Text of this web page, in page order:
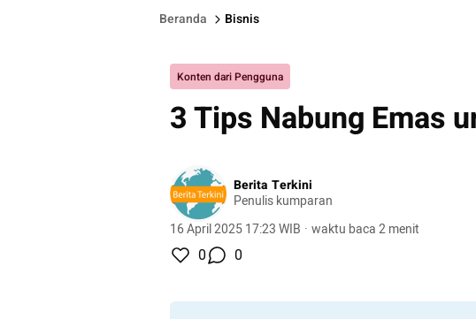
Beranda Bisnis
Konten dari Pengguna
3 Tips Nabung Emas
Berita Terkini
Penulis kumparan
16 April 2025 17:23 WIB · waktu baca 2 menit
0 0